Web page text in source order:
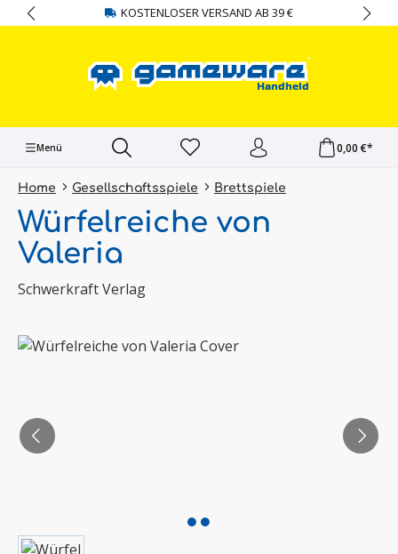
springen KOSTENLOSER VERSAND AB 39 €
Menü 0,00 €*
Home Gesellschaftsspiele Brettspiele
Würfelreiche von
Valeria
Schwerkraft Verlag
Bildergalerie überspringen